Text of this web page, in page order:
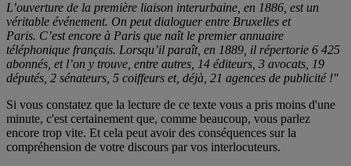
L’ouverture de la première liaison interurbaine, en 1886, est un
véritable événement. On peut dialoguer entre Bruxelles et
Paris. C’est encore à Paris que naît le premier annuaire
téléphonique français. Lorsqu’il paraît, en 1889, il répertorie 6 425
abonnés, et l’on y trouve, entre autres, 14 éditeurs, 3 avocats, 19
députés, 2 sénateurs, 5 coiffeurs et, déjà, 21 agences de publicité !"
Si vous constatez que la lecture de ce texte vous a pris moins d'une
minute, c'est certainement que, comme beaucoup, vous parlez
encore trop vite. Et cela peut avoir des conséquences sur la
compréhension de votre discours par vos interlocuteurs.